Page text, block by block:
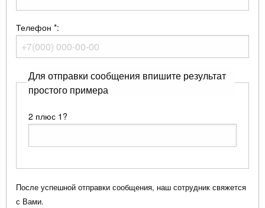
Телефон *:
Для отправки сообщения впишите результат
простого примера
2 плюс 1?
После успешной отправки сообщения, наш сотрудник свяжется
с Вами.